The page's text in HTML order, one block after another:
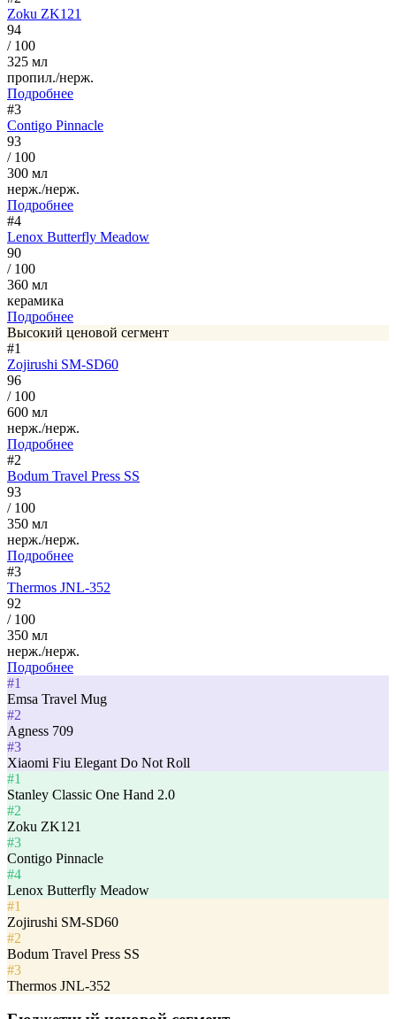
Zoku ZK121
94
/ 100
325 мл
пропил./нерж.
Подробнее
#3
Contigo Pinnacle
93
/ 100
300 мл
нерж./нерж.
Подробнее
#4
Lenox Butterfly Meadow
90
/ 100
360 мл
керамика
Подробнее
Высокий ценовой сегмент
#1
Zojirushi SM-SD60
96
/ 100
600 мл
нерж./нерж.
Подробнее
#2
Bodum Travel Press SS
93
/ 100
350 мл
нерж./нерж.
Подробнее
#3
Thermos JNL-352
92
/ 100
350 мл
нерж./нерж.
Подробнее
#1
Emsa Travel Mug
#2
Agness 709
#3
Xiaomi Fiu Elegant Do Not Roll
#1
Stanley Classic One Hand 2.0
#2
Zoku ZK121
#3
Contigo Pinnacle
#4
Lenox Butterfly Meadow
#1
Zojirushi SM-SD60
#2
Bodum Travel Press SS
#3
Thermos JNL-352